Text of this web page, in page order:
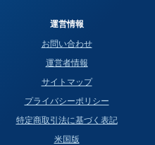
運営情報
お問い合わせ
運営者情報
サイトマップ
プライバシーポリシー
特定商取引法に基づく表記
米国版